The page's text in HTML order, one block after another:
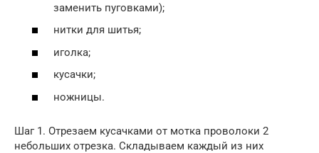
заменить пуговками);
нитки для шитья;
иголка;
кусачки;
ножницы.
Шаг 1. Отрезаем кусачками от мотка проволоки 2
небольших отрезка. Складываем каждый из них